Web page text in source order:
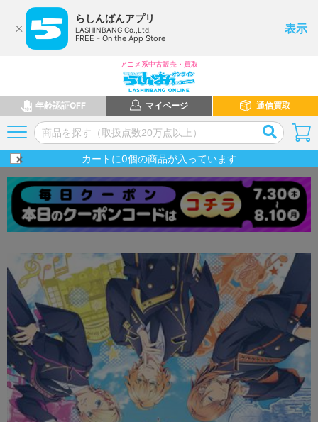
らしんばんアプリ
LASHINBANG Co.,Ltd.
FREE - On the App Store
表示
アニメ系中古販売・買取
年齢認証OFF マイページ 通信買取
カートに0個の商品が入っています